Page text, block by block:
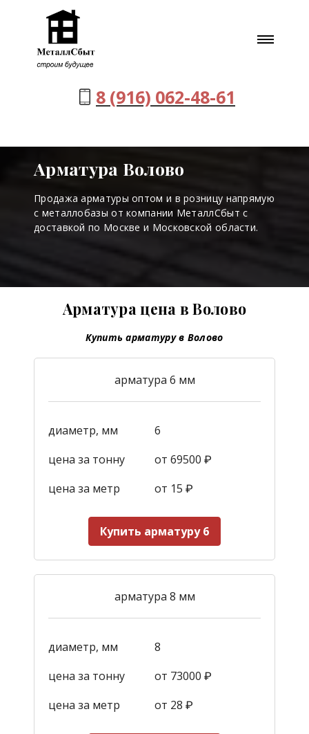
8 (916) 062-48-61
Арматура Волово
Продажа арматуры оптом и в розницу напрямую
с металлобазы от компании МеталлСбыт с
доставкой по Москве и Московской области.
Арматура цена в Волово
Купить арматуру в Волово
арматура 6 мм
диаметр, мм
6
цена за тонну
от 69500 ₽
цена за метр
от 15 ₽
Купить арматуру 6
арматура 8 мм
диаметр, мм
8
цена за тонну
от 73000 ₽
цена за метр
от 28 ₽